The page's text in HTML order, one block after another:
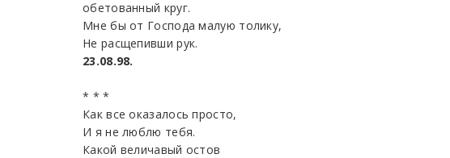
обетованный круг.
Мне бы от Господа малую толику,
Не расщепивши рук.
23.08.98.
* * *
Как все оказалось просто,
И я не люблю тебя.
Какой величавый остов